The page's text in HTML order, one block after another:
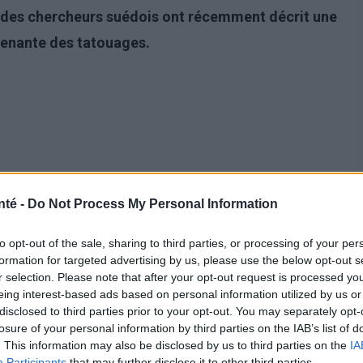
- Do Not Process My Personal Information
opt-out of the sale, sharing to third parties, or processing of your
for targeted advertising by us, please use the below opt-out
selection. Please note that after your opt-out request is processed
interest-based ads based on personal information utilized by us
to third parties prior to your opt-out. You may separately
of your personal information by third parties on the IAB’s list of
This information may also be disclosed by us to third parties on the
chercheurs suédois ont récemment décrit une
des tatouages.
pas associé à des risques pour la santé - on signale
leVIH ou le VHCen cas d'utilisation d'instruments
potentielles du tatouage peuvent être